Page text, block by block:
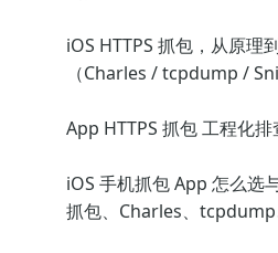
iOS HTTPS 抓包，从原理
（Charles / tcpdump /
App HTTPS 抓包 工程化
iOS 手机抓包 App 怎么选
抓包、Charles、tcpdump